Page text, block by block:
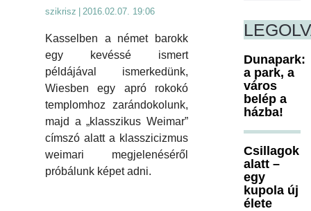
szikrisz 2016.02.07. 19:06
Kasselben a német barokk
egy kevéssé ismert
példájával ismerkedünk,
Wiesben egy apró rokokó
templomhoz zarándokolunk,
majd a „klasszikus Weimar”
címszó alatt a klasszicizmus
weimari megjelenéséről
próbálunk képet adni.
Dunapark:
a park, a
város
belép a
házba!
Csillagok
alatt –
egy
kupola új
élete